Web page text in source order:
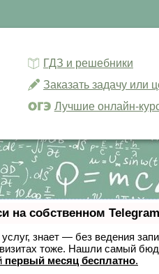
ГДЗ и решебники
Заказать задачу или
Лучшие онлайн-
на собственном
знает — без ведения
тоже. Нашли самый
первый месяц бесплатно.